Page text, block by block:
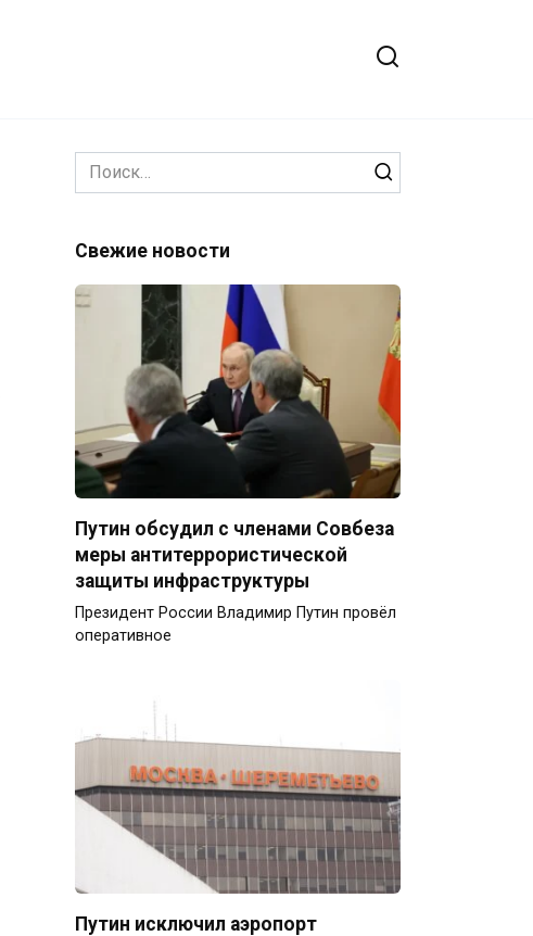
Search
for:
Свежие новости
Путин обсудил с членами Совбеза
меры антитеррористической
защиты инфраструктуры
Президент России Владимир Путин провёл
оперативное
Путин исключил аэропорт